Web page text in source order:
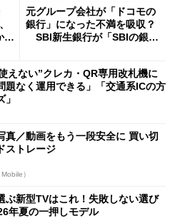
解
元グループ会社が「ドコモの
銀行」になった不満を吸収？
SBI新生銀行が「SBIの銀
開催
えない”クレカ・QR専用改札機に
なく運用できる」「交通系ICの方
真／動画をもう一段安全に 買い切
ストレージ
）
ぶ新型TVはこれ！失敗しない選び
年夏の一押しモデル